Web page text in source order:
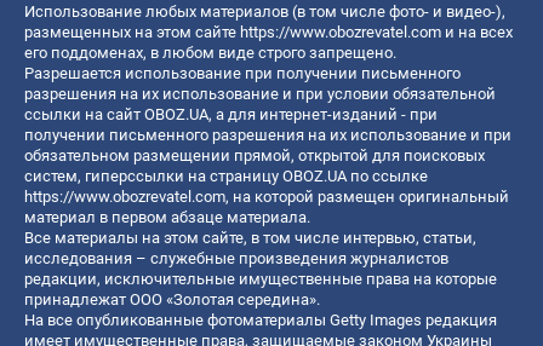
Использование любых материалов (в том числе фото- и видео-),
размещенных на этом сайте https://www.obozrevatel.com и на всех
его поддоменах, в любом виде строго запрещено.
Разрешается использование при получении письменного
разрешения на их использование и при условии обязательной
ссылки на сайт OBOZ.UA, а для интернет-изданий - при
получении письменного разрешения на их использование и при
обязательном размещении прямой, открытой для поисковых
систем, гиперссылки на страницу OBOZ.UA по ссылке
https://www.obozrevatel.com, на которой размещен оригинальный
материал в первом абзаце материала.
Все материалы на этом сайте, в том числе интервью, статьи,
исследования – служебные произведения журналистов
редакции, исключительные имущественные права на которые
принадлежат ООО «Золотая середина».
На все опубликованные фотоматериалы Getty Images редакция
имеет имущественные права, защищаемые законом Украины